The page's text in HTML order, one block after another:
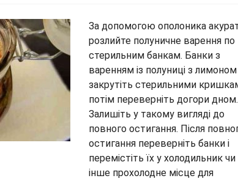
За допомогою ополоника
розлийте полуничне варення по
стерильним банкам. Банки з
варенням із полуниці з лимоном
закрутіть стерильними
потім переверніть догори дном.
Залишіть у такому вигляді до
повного остигання. Після
остигання переверніть банки і
перемістіть їх у холодильник чи
інше прохолодне місце для